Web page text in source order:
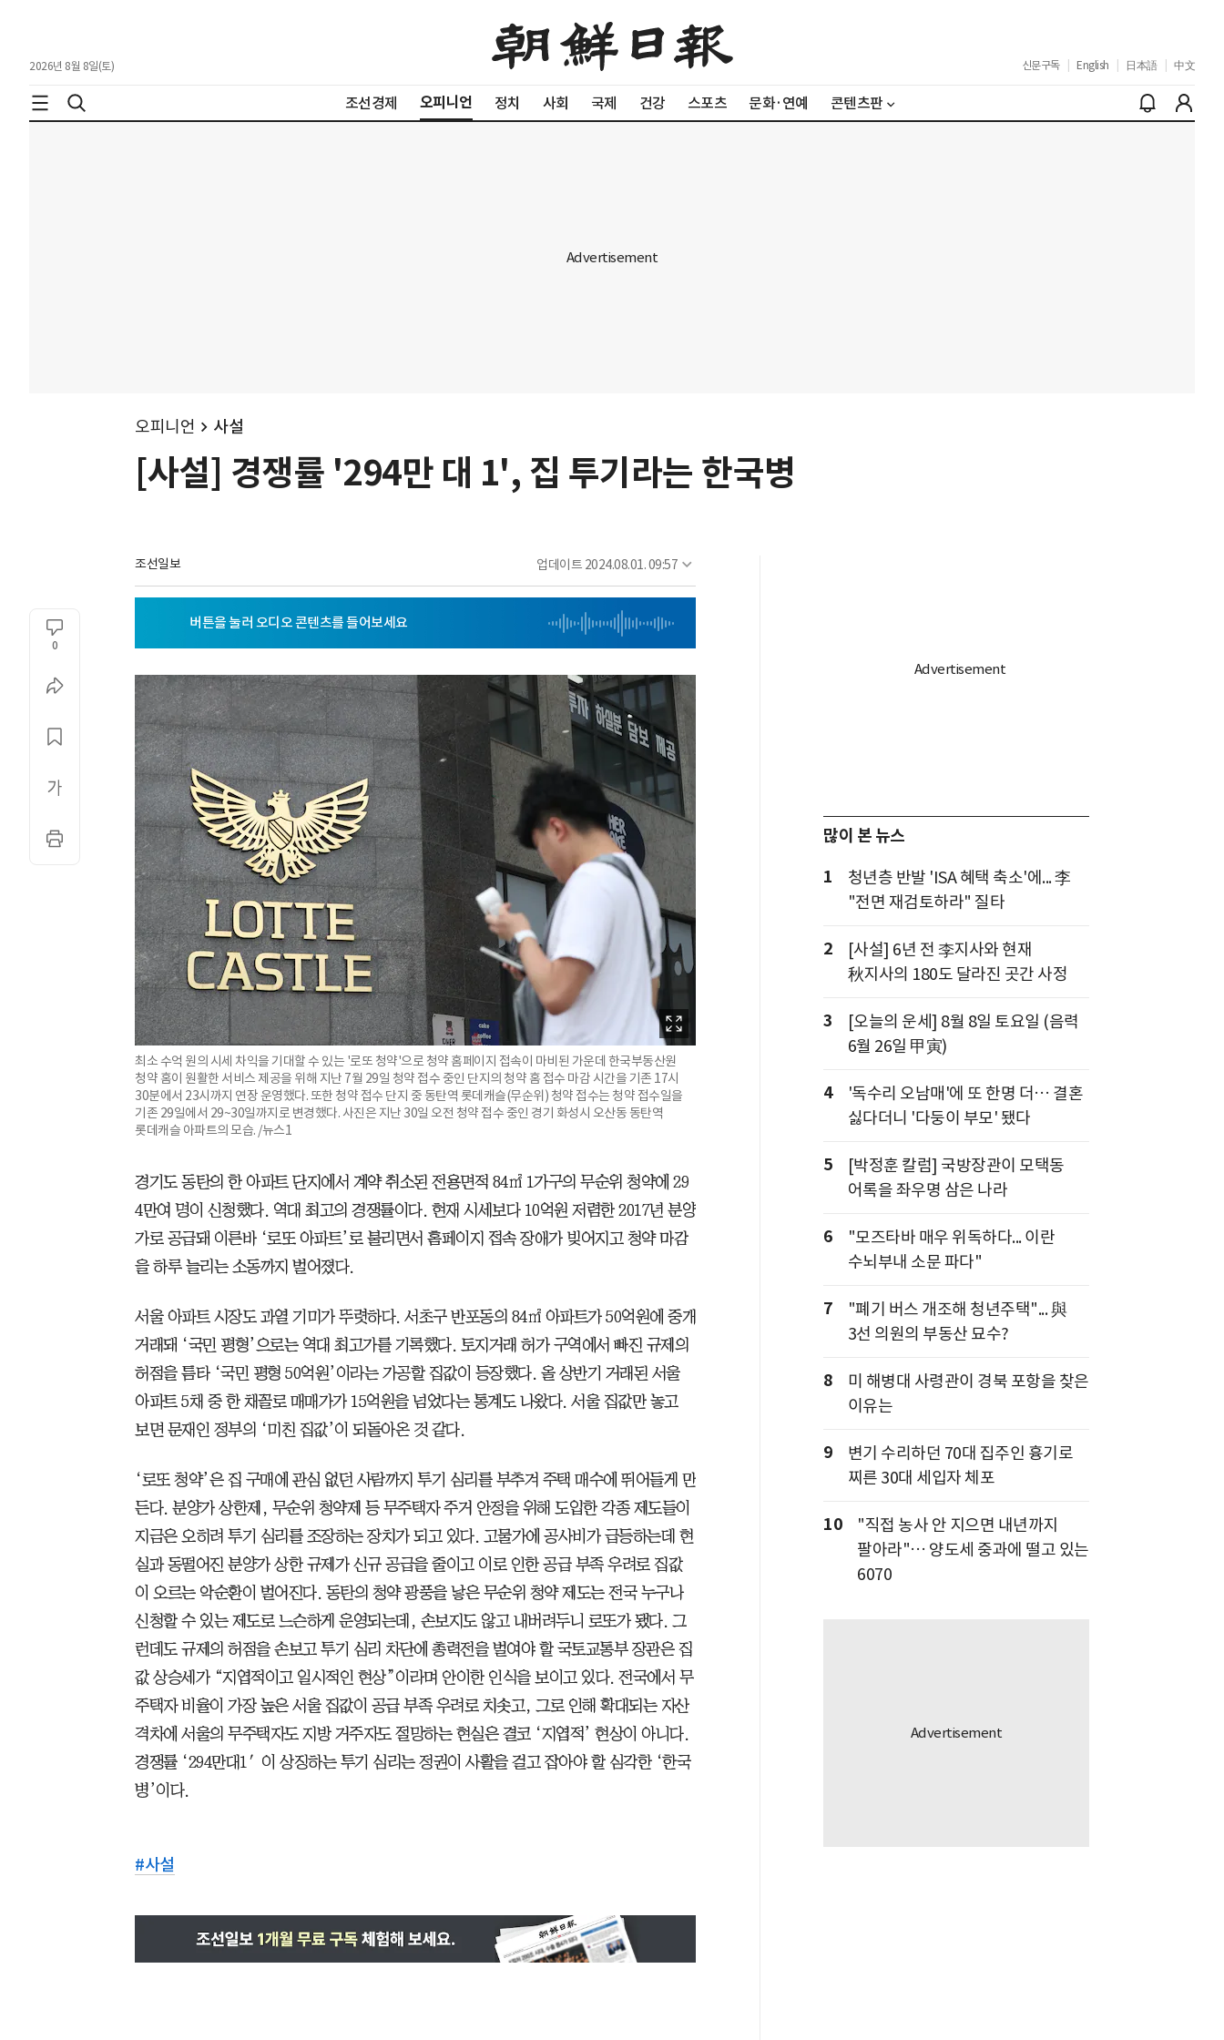
2026년 8월 8일(토) 신문구독 English 日本語 中文
조선경제 오피니언 정치 사회 국제 건강 스포츠 문화·연예 콘텐츠판
오피니언 사설
[사설] 경쟁률 '294만 대 1', 집 투기라는 한국병
조선일보 업데이트 2024.08.01. 09:57
0
최소 수억 원의 시세 차익을 기대할 수 있는 '로또 청약'으로 청약 홈페이지 접속이 마비된 가운데 한국부동산원
청약 홈이 원활한 서비스 제공을 위해 지난 7월 29일 청약 접수 중인 단지의 청약 홈 접수 마감 시간을 기존 17시
30분에서 23시까지 연장 운영했다. 또한 청약 접수 단지 중 동탄역 롯데캐슬(무순위) 청약 접수는 청약 접수일을
기존 29일에서 29~30일까지로 변경했다. 사진은 지난 30일 오전 청약 접수 중인 경기 화성시 오산동 동탄역
롯데캐슬 아파트의 모습. /뉴스1
경기도 동탄의 한 아파트 단지에서 계약 취소된 전용면적 84㎡ 1가구의 무순위 청약에 29
4만여 명이 신청했다. 역대 최고의 경쟁률이다. 현재 시세보다 10억원 저렴한 2017년 분양
가로 공급돼 이른바 ‘로또 아파트’로 불리면서 홈페이지 접속 장애가 빚어지고 청약 마감
을 하루 늘리는 소동까지 벌어졌다.
서울 아파트 시장도 과열 기미가 뚜렷하다. 서초구 반포동의 84㎡ 아파트가 50억원에 중개
거래돼 ‘국민 평형’으로는 역대 최고가를 기록했다. 토지거래 허가 구역에서 빠진 규제의
허점을 틈타 ‘국민 평형 50억원’이라는 가공할 집값이 등장했다. 올 상반기 거래된 서울
아파트 5채 중 한 채꼴로 매매가가 15억원을 넘었다는 통계도 나왔다. 서울 집값만 놓고
보면 문재인 정부의 ‘미친 집값’이 되돌아온 것 같다.
‘로또 청약’은 집 구매에 관심 없던 사람까지 투기 심리를 부추겨 주택 매수에 뛰어들게 만
든다. 분양가 상한제, 무순위 청약제 등 무주택자 주거 안정을 위해 도입한 각종 제도들이
지금은 오히려 투기 심리를 조장하는 장치가 되고 있다. 고물가에 공사비가 급등하는데 현
실과 동떨어진 분양가 상한 규제가 신규 공급을 줄이고 이로 인한 공급 부족 우려로 집값
이 오르는 악순환이 벌어진다. 동탄의 청약 광풍을 낳은 무순위 청약 제도는 전국 누구나
신청할 수 있는 제도로 느슨하게 운영되는데, 손보지도 않고 내버려두니 로또가 됐다. 그
런데도 규제의 허점을 손보고 투기 심리 차단에 총력전을 벌여야 할 국토교통부 장관은 집
값 상승세가 “지엽적이고 일시적인 현상”이라며 안이한 인식을 보이고 있다. 전국에서 무
주택자 비율이 가장 높은 서울 집값이 공급 부족 우려로 치솟고, 그로 인해 확대되는 자산
격차에 서울의 무주택자도 지방 거주자도 절망하는 현실은 결코 ‘지엽적’ 현상이 아니다.
경쟁률 ‘294만대1′이 상징하는 투기 심리는 정권이 사활을 걸고 잡아야 할 심각한 ‘한국
병’이다.
#사설
많이 본 뉴스
1
청년층 반발 'ISA 혜택 축소'에... 李
"전면 재검토하라" 질타
2
[사설] 6년 전 李지사와 현재
秋지사의 180도 달라진 곳간 사정
3
[오늘의 운세] 8월 8일 토요일 (음력
6월 26일 甲寅)
4
'독수리 오남매'에 또 한명 더… 결혼
싫다더니 '다둥이 부모' 됐다
5
[박정훈 칼럼] 국방장관이 모택동
어록을 좌우명 삼은 나라
6
"모즈타바 매우 위독하다... 이란
수뇌부내 소문 파다"
7
"폐기 버스 개조해 청년주택"... 與
3선 의원의 부동산 묘수?
8
미 해병대 사령관이 경북 포항을 찾은
이유는
9
변기 수리하던 70대 집주인 흉기로
찌른 30대 세입자 체포
10
"직접 농사 안 지으면 내년까지
팔아라"… 양도세 중과에 떨고 있는
6070